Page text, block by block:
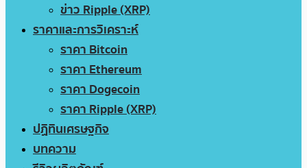
ข่าว Ripple (XRP)
ราคาและการวิเคราะห์
ราคา Bitcoin
ราคา Ethereum
ราคา Dogecoin
ราคา Ripple (XRP)
ปฏิทินเศรษฐกิจ
บทความ